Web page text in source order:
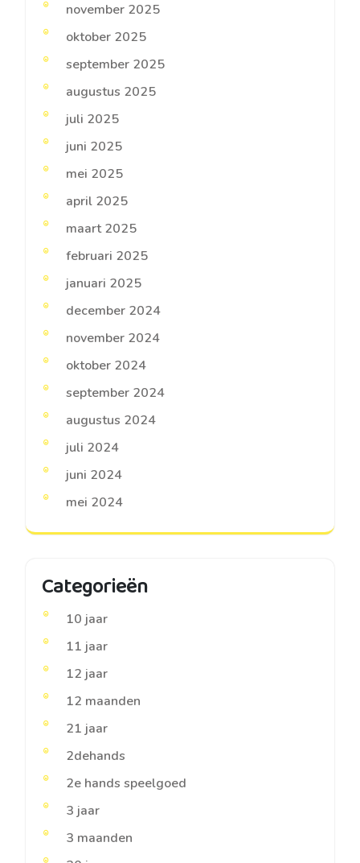
november 2025
oktober 2025
september 2025
augustus 2025
juli 2025
juni 2025
mei 2025
april 2025
maart 2025
februari 2025
januari 2025
december 2024
november 2024
oktober 2024
september 2024
augustus 2024
juli 2024
juni 2024
mei 2024
Categorieën
10 jaar
11 jaar
12 jaar
12 maanden
21 jaar
2dehands
2e hands speelgoed
3 jaar
3 maanden